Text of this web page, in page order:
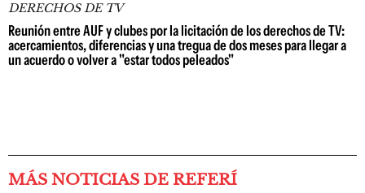
DERECHOS DE TV
Reunión entre AUF y clubes por la licitación de los derechos de TV:
acercamientos, diferencias y una tregua de dos meses para llegar a
un acuerdo o volver a "estar todos peleados"
MÁS NOTICIAS DE REFERÍ